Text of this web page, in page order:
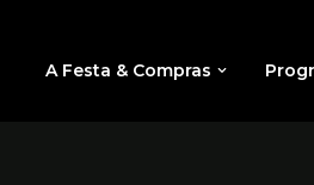
A Festa & Compras